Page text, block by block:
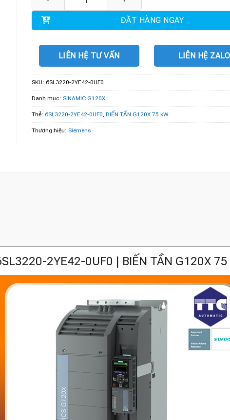
ĐẶT HÀNG NGAY
LIÊN HỆ TƯ VẤN LIÊN HỆ ZALO
SKU: 6SL3220-2YE42-0UF0
Danh mục: SINAMIC G120X
Thẻ: 6SL3220-2YE42-0UF0 BIẾN TẦN G120X 75 kW
Thương hiệu: Siemens
2YE42-0UF0 | BIẾN TẦN G120X 75